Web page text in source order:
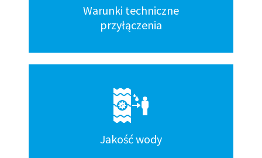
Warunki techniczne
przyłączenia
Jakość wody